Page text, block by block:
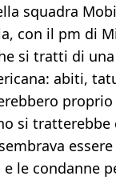
squadra
con il pm di
si tratti di una
abiti,
si tratterebbe
le condanne